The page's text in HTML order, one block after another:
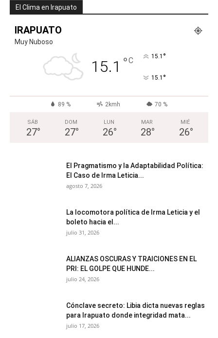
El Clima en Irapuato
IRAPUATO
Muy Nuboso
15.1 °C 15.1 °
15.1 °
89 % 2kmh 70 %
SÁB
27°
DOM
27°
LUN
26°
MAR
28°
MIÉ
26°
El Pragmatismo y la Adaptabilidad Política:
El Caso de Irma Leticia...
agosto 7, 2026
La locomotora política de Irma Leticia y el
boleto hacia el...
julio 31, 2026
ALIANZAS OSCURAS Y TRAICIONES EN EL
PRI: EL GOLPE QUE HUNDE...
julio 24, 2026
Cónclave secreto: Libia dicta nuevas reglas
para Irapuato donde integridad mata...
julio 17, 2026